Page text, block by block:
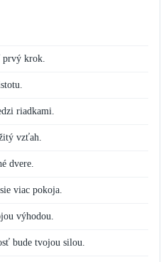
prvý krok.
riadkami.
vzťah.
dvere.
viac pokoja.
výhodou.
bude tvojou silou.